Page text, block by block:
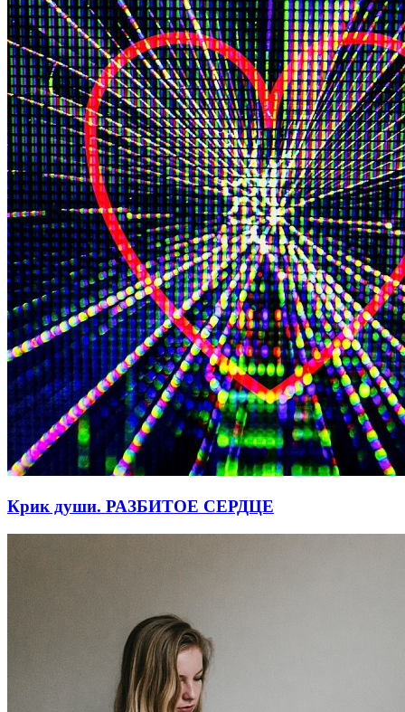
Крик души. РАЗБИТОЕ СЕРДЦЕ